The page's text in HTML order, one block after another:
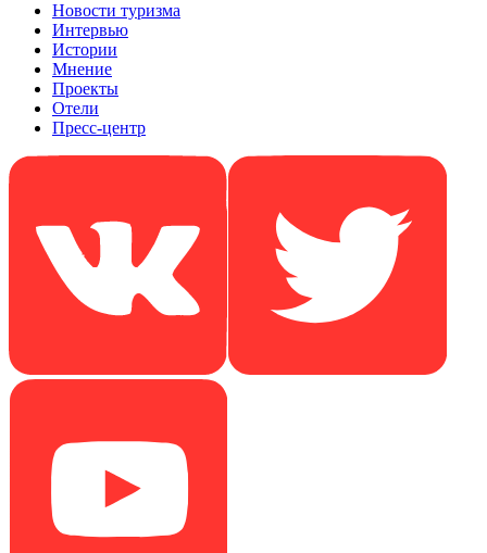
Новости туризма
Интервью
Истории
Мнение
Проекты
Отели
Пресс-центр